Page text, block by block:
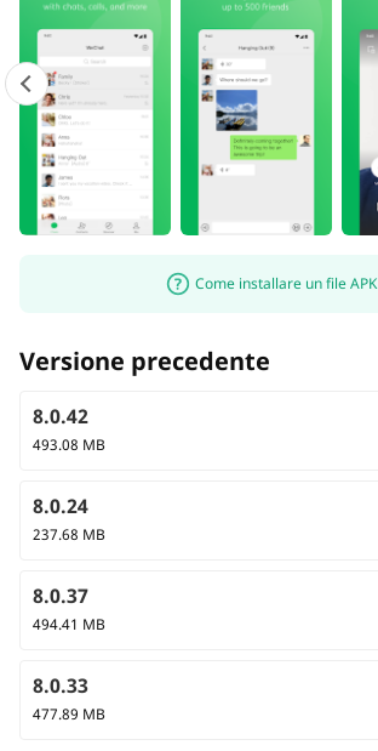
Come installare un file APK
Versione precedente
8.0.42
493.08 MB
8.0.24
237.68 MB
8.0.37
494.41 MB
8.0.33
477.89 MB